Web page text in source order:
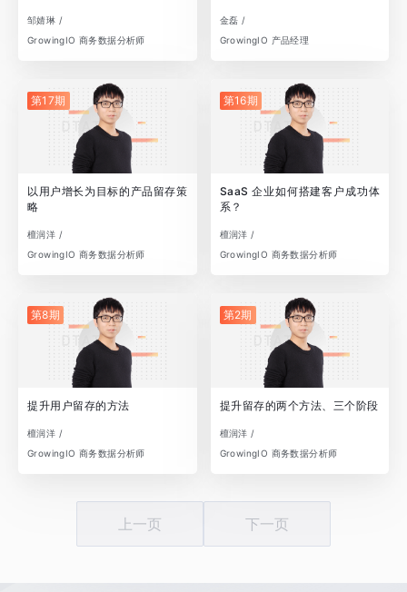
邹婧琳 /
GrowingIO 商务数据分析师
金磊 /
GrowingIO 产品经理
第17期
以用户增长为目标的产品留存策
略
檀润洋 /
GrowingIO 商务数据分析师
第16期
SaaS 企业如何搭建客户成功体
系？
檀润洋 /
GrowingIO 商务数据分析师
第8期
提升用户留存的方法
檀润洋 /
GrowingIO 商务数据分析师
第2期
提升留存的两个方法、三个阶段
檀润洋 /
GrowingIO 商务数据分析师
上一页 下一页